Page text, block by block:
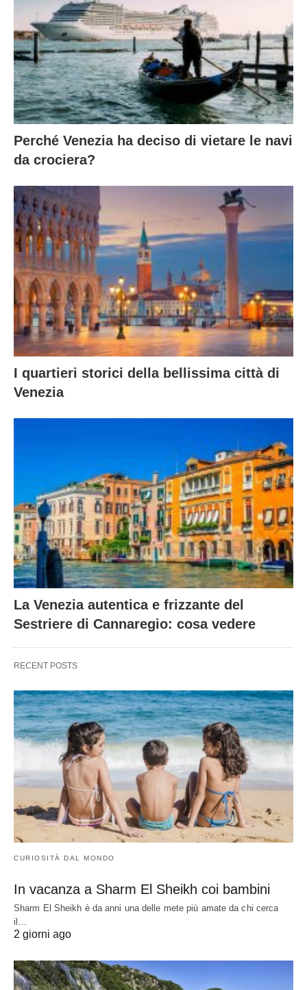
Perché Venezia ha deciso di vietare le navi
da crociera?
I quartieri storici della bellissima città di
Venezia
La Venezia autentica e frizzante del
Sestriere di Cannaregio: cosa vedere
RECENT POSTS
CURIOSITÀ DAL MONDO
In vacanza a Sharm El Sheikh coi bambini
Sharm El Sheikh è da anni una delle mete più amate da chi cerca
il…
2 giorni ago